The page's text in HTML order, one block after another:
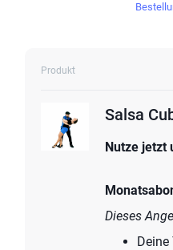
Produkt
Salsa
Nutze jetzt
Dieses